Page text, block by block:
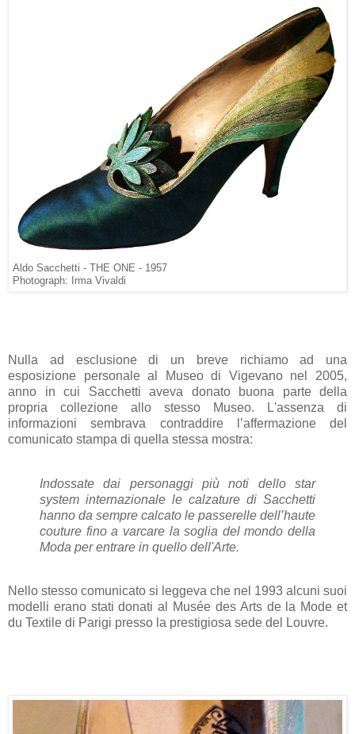
Aldo Sacchetti - THE ONE - 1957
Photograph: Irma Vivaldi
Nulla ad esclusione di un breve richiamo ad una
esposizione personale al Museo di Vigevano nel 2005,
anno in cui Sacchetti aveva donato buona parte della
propria collezione allo stesso Museo. L'assenza di
informazioni sembrava contraddire l’affermazione del
comunicato stampa di quella stessa mostra:
Indossate dai personaggi più noti dello star
system internazionale le calzature di Sacchetti
hanno da sempre calcato le passerelle dell’haute
couture fino a varcare la soglia del mondo della
Moda per entrare in quello dell'Arte.
Nello stesso comunicato si leggeva che nel 1993 alcuni suoi
modelli erano stati donati al Musée des Arts de la Mode et
du Textile di Parigi presso la prestigiosa sede del Louvre.